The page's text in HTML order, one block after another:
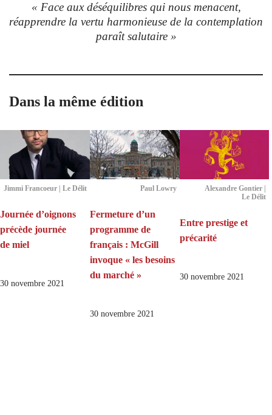
« Face aux déséquilibres qui nous menacent,
réapprendre la vertu harmonieuse de la contemplation
paraît salutaire »
Dans la même édition
Jimmi Francoeur | Le Délit
Journée d’oignons
précède journée
de miel
30 novembre 2021
Paul Lowry
Fermeture d’un
programme de
français : McGill
invoque « les besoins
du marché »
30 novembre 2021
Alexandre Gontier |
Le Délit
Entre prestige et
précarité
30 novembre 2021